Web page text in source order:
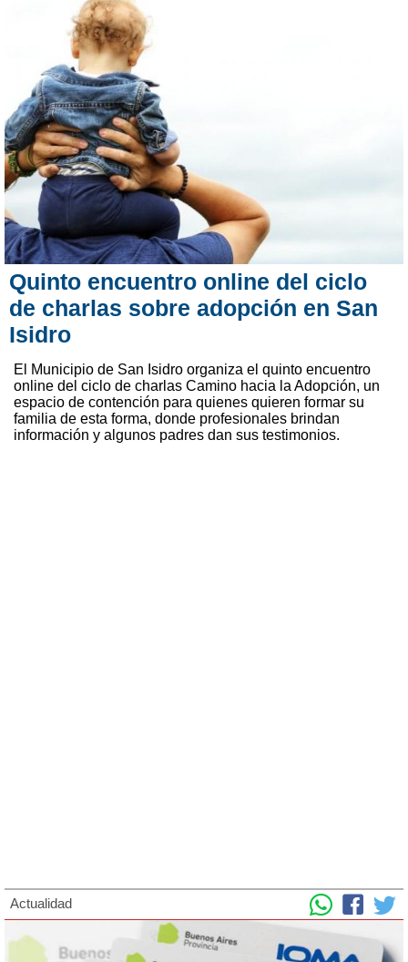
Quinto encuentro online del ciclo
de charlas sobre adopción en San
Isidro
El Municipio de San Isidro organiza el quinto encuentro
online del ciclo de charlas Camino hacia la Adopción, un
espacio de contención para quienes quieren formar su
familia de esta forma, donde profesionales brindan
información y algunos padres dan sus testimonios.
Actualidad